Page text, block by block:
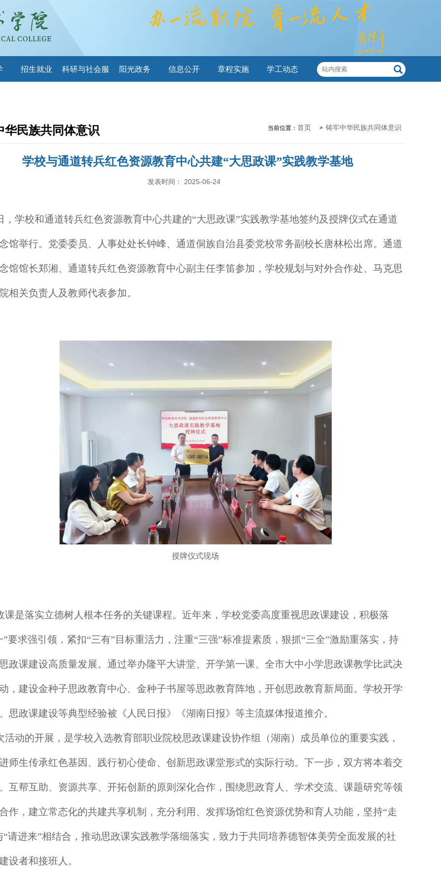
招生就业 科研与社会服 阳光政务 信息公开 章程实施 学工动态
华民族共同体意识 当前位置： 首页 > 铸牢中华民族共同体意识
学校与通道转兵红色资源教育中心共建“大思政课”实践教学基地
发表时间： 2025-06-24
，学校和通道转兵红色资源教育中心共建的“大思政课”实践教学基地签约及授牌仪式在通道
馆举行。党委委员、人事处处长钟峰、通道侗族自治县委党校常务副校长唐林松出席。通道
馆馆长郑湘、通道转兵红色资源教育中心副主任李笛参加，学校规划与对外合作处、马克思
相关负责人及教师代表参加。
授牌仪式现场
课是落实立德树人根本任务的关键课程。近年来，学校党委高度重视思政课建设，积极落
”要求强引领，紧扣“三有”目标重活力，注重“三强”标准提素质，狠抓“三全”激励重落实，持
政课建设高质量发展。通过举办隆平大讲堂、开学第一课、全市大中小学思政课教学比武决
，建设金种子思政教育中心、金种子书屋等思政教育阵地，开创思政教育新局面。学校开学
思政课建设等典型经验被《人民日报》《湖南日报》等主流媒体报道推介。
活动的开展，是学校入选教育部职业院校思政课建设协作组（湖南）成员单位的重要实践，
师生传承红色基因、践行初心使命、创新思政课堂形式的实际行动。下一步，双方将本着交
互帮互助、资源共享、开拓创新的原则深化合作，围绕思政育人、学术交流、课题研究等领
作，建立常态化的共建共享机制，充分利用、发挥场馆红色资源优势和育人功能，坚持“走
“请进来”相结合，推动思政课实践教学落细落实，致力于共同培养德智体美劳全面发展的社
设者和接班人。